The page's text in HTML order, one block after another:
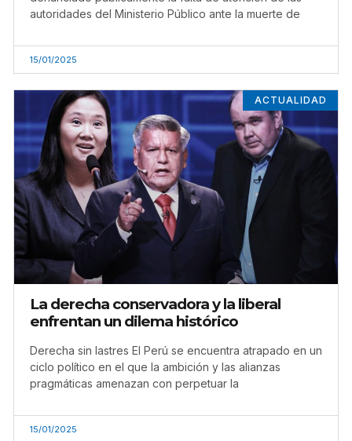
autoridades del Ministerio Público ante la muerte de
15/01/2025
ACTUALIDAD
La derecha conservadora y la liberal
enfrentan un dilema histórico
Derecha sin lastres El Perú se encuentra atrapado en un
ciclo político en el que la ambición y las alianzas
pragmáticas amenazan con perpetuar la
15/01/2025